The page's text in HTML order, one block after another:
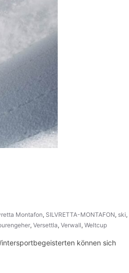
Montafon, SILVRETTA-MONTAFON, ski,
, Versettla, Verwall, Weltcup
können sich